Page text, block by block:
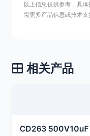
以上信息仅供参考，具
需更多产品信息或技术支
相关产品
CD263 500V10uF